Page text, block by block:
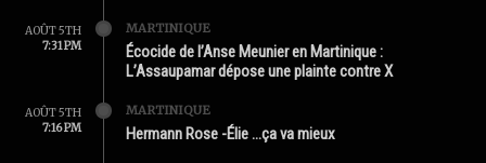
AOÛT 5TH
7:31 PM
MARTINIQUE
Écocide de l’Anse Meunier en Martinique :
L’Assaupamar dépose une plainte contre X
AOÛT 5TH
7:16 PM
MARTINIQUE
Hermann Rose -Élie …ça va mieux